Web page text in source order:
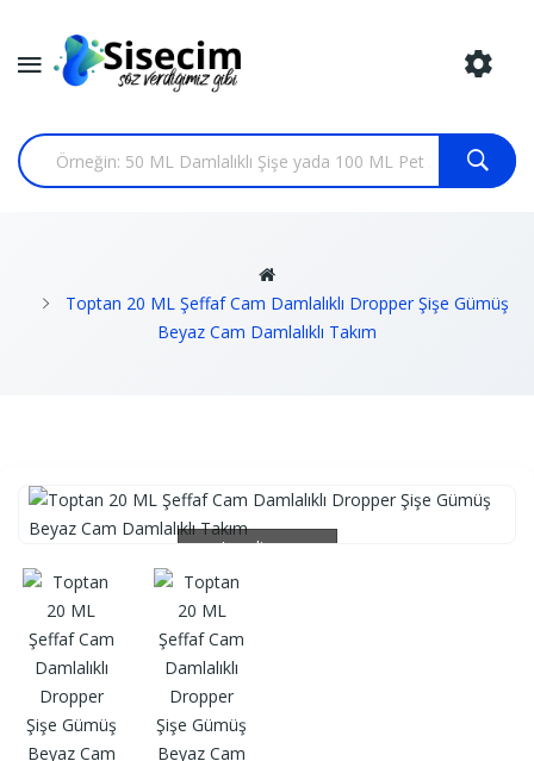
Toptan 20 ML Şeffaf Cam Damlalıklı Dropper Şişe Gümüş
Beyaz Cam Damlalıklı Takım
Loading...
Loading...